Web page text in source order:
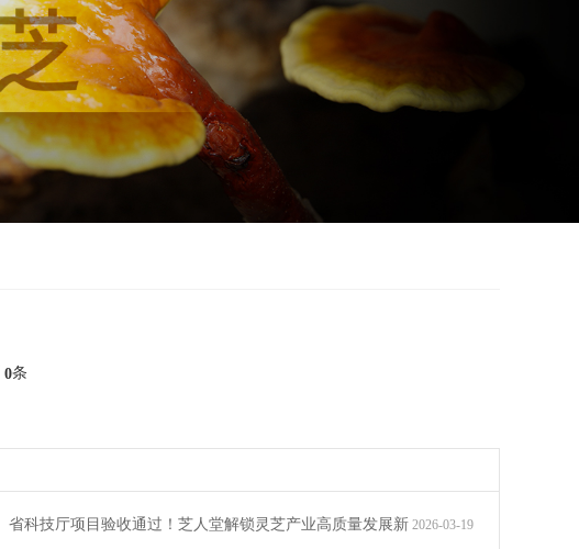
0条
2026-03-19
省科技厅项目验收通过！芝人堂解锁灵芝产业高质量发展新